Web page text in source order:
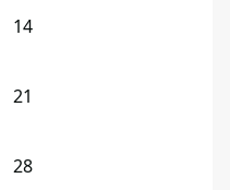
14
21
28